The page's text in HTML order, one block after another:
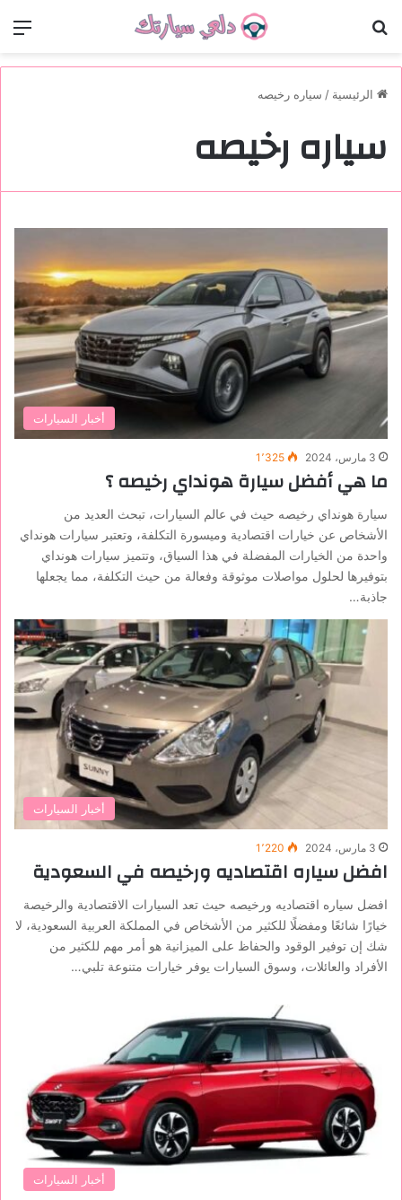
الرئيسية / سياره رخيصه
سياره رخيصه
أخبار السيارات
3 مارس، 2024 1٬325
ما هي أفضل سيارة هونداي رخيصه ؟
سيارة هونداي رخيصه حيث في عالم السيارات، تبحث العديد من
الأشخاص عن خيارات اقتصادية وميسورة التكلفة، وتعتبر سيارات هونداي
واحدة من الخيارات المفضلة في هذا السياق، وتتميز سيارات هونداي
بتوفيرها لحلول مواصلات موثوقة وفعالة من حيث التكلفة، مما يجعلها
جاذبة…
أخبار السيارات
3 مارس، 2024 1٬220
افضل سياره اقتصاديه ورخيصه في السعودية
افضل سياره اقتصاديه ورخيصه حيث تعد السيارات الاقتصادية والرخيصة
خيارًا شائعًا ومفضلًا للكثير من الأشخاص في المملكة العربية السعودية، لا
شك إن توفير الوقود والحفاظ على الميزانية هو أمر مهم للكثير من
الأفراد والعائلات، وسوق السيارات يوفر خيارات متنوعة تلبي…
أخبار السيارات